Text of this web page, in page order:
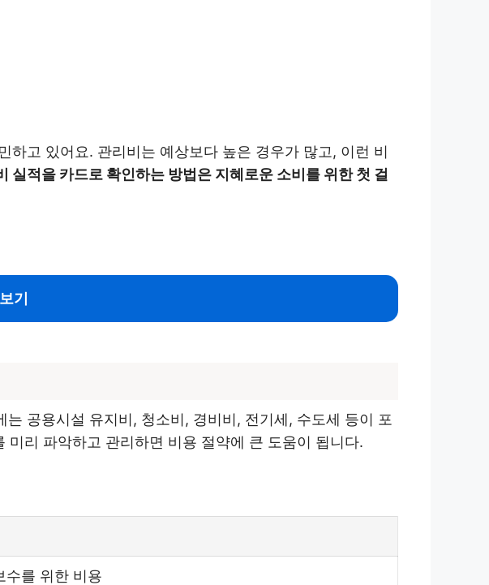
하고 있어요. 관리비는 예상보다 높은 경우가 많고, 이런 비
실적을 카드로 확인하는 방법은 지혜로운 소비를 위한 첫 걸
기
공용시설 유지비, 청소비, 경비비, 전기세, 수도세 등이 포
리 파악하고 관리하면 비용 절약에 큰 도움이 됩니다.
수를 위한 비용